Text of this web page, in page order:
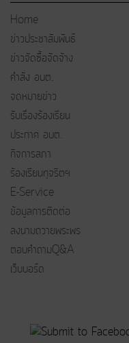
Home
ข่าวประชาสัมพันธ์
ข่าวจัดซื้อจัดจ้าง
คำสั่ง อบต.
จดหมายข่าว
รับเรื่องร้องเรียน
ประกาศ อบต.
กิจการสภา
ร้องเรียนทุจริตฯ
E-Service
ข้อมูลการติดต่อ
ลงนามถวายพระพร
ตอบคำถามQ&A
เว็บบอร์ด